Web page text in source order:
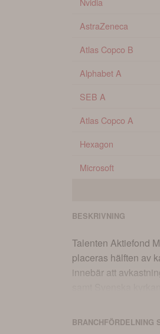
AstraZeneca
Atlas Copco B
Alphabet A
SEB A
Atlas Copco A
Hexagon
Microsoft
BESKRIVNING
Talenten Aktiefond
placeras hälften av
innebär att
kopplingar till
Hållbarhets- och
BRANCHFÖRDELNING